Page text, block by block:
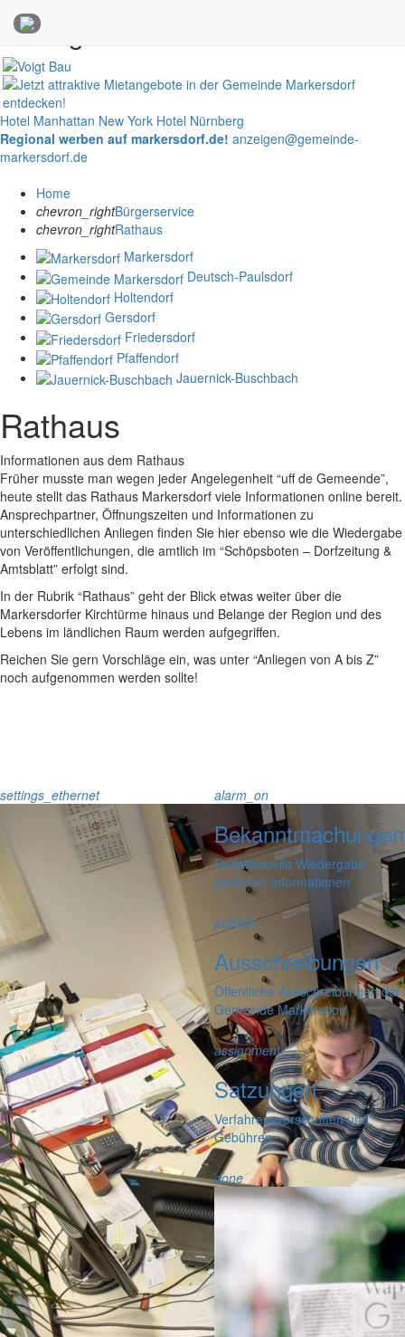
Anzeigen
Hotel Manhattan New York Hotel Nürnberg
Regional werben auf markersdorf.de! anzeigen@gemeinde-
markersdorf.de
Home
chevron_rightBürgerservice
chevron_rightRathaus
Markersdorf
Deutsch-Paulsdorf
Holtendorf
Gersdorf
Friedersdorf
Pfaffendorf
Jauernick-Buschbach
Rathaus
Informationen aus dem Rathaus
Früher musste man wegen jeder Angelegenheit “uff de Gemeende”,
heute stellt das Rathaus Markersdorf viele Informationen online bereit.
Ansprechpartner, Öffnungszeiten und Informationen zu
unterschiedlichen Anliegen finden Sie hier ebenso wie die Wiedergabe
von Veröffentlichungen, die amtlich im “Schöpsboten – Dorfzeitung &
Amtsblatt” erfolgt sind.
In der Rubrik “Rathaus” geht der Blick etwas weiter über die
Markersdorfer Kirchtürme hinaus und Belange der Region und des
Lebens im ländlichen Raum werden aufgegriffen.
Reichen Sie gern Vorschläge ein, was unter “Anliegen von A bis Z”
noch aufgenommen werden sollte!
settings_ethernet alarm_on
Bekanntmachungen
Redaktionelle Wiedergabe
amtlicher Informationen
publish
Ausschreibungen
Öffentliche Ausschreibungen der
Gemeinde Markersdorf
assignment
Satzungen
Verfahrensvorschriften und
Gebühren
done